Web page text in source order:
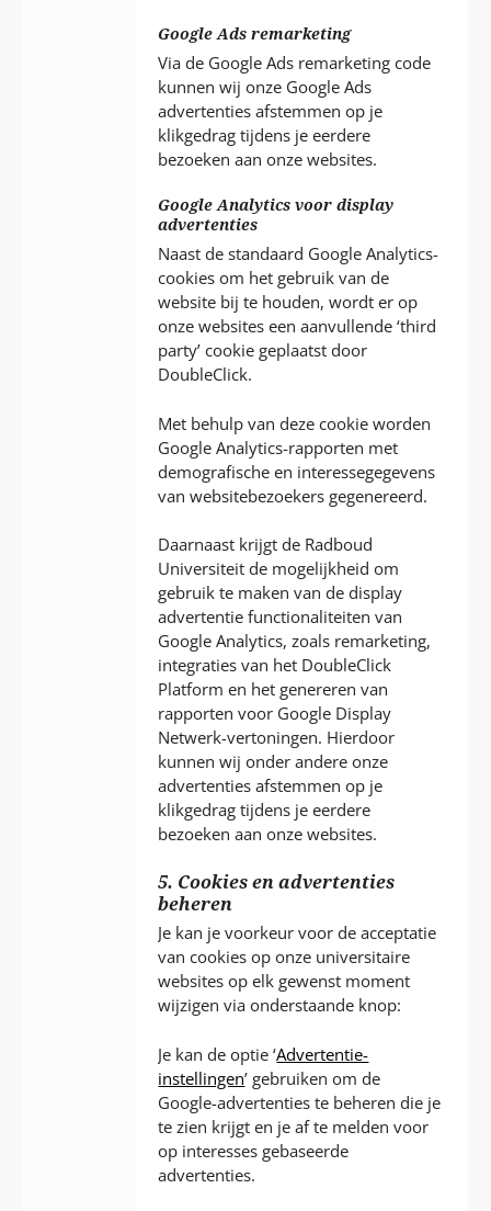
Google Ads remarketing
Via de Google Ads remarketing code
kunnen wij onze Google Ads
advertenties afstemmen op je
klikgedrag tijdens je eerdere
bezoeken aan onze websites.
Google Analytics voor display
advertenties
Naast de standaard Google Analytics-
cookies om het gebruik van de
website bij te houden, wordt er op
onze websites een aanvullende ‘third
party’ cookie geplaatst door
DoubleClick.
Met behulp van deze cookie worden
Google Analytics-rapporten met
demografische en interessegegevens
van websitebezoekers gegenereerd.
Daarnaast krijgt de Radboud
Universiteit de mogelijkheid om
gebruik te maken van de display
advertentie functionaliteiten van
Google Analytics, zoals remarketing,
integraties van het DoubleClick
Platform en het genereren van
rapporten voor Google Display
Netwerk-vertoningen. Hierdoor
kunnen wij onder andere onze
advertenties afstemmen op je
klikgedrag tijdens je eerdere
bezoeken aan onze websites.
5. Cookies en advertenties
beheren
Je kan je voorkeur voor de acceptatie
van cookies op onze universitaire
websites op elk gewenst moment
wijzigen via onderstaande knop:
Je kan de optie ‘Advertentie-
instellingen’ gebruiken om de
Google-advertenties te beheren die je
te zien krijgt en je af te melden voor
op interesses gebaseerde
advertenties.